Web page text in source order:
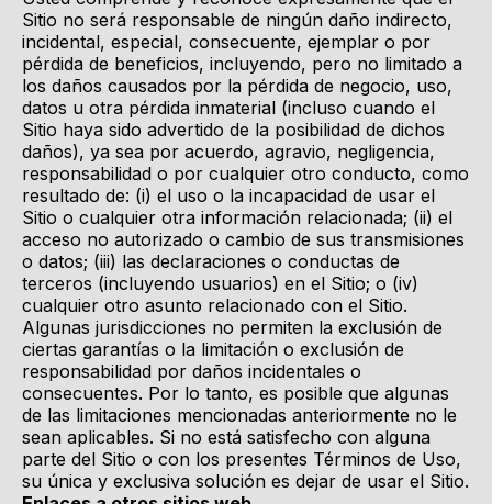
Sitio no será responsable de ningún daño indirecto,
incidental, especial, consecuente, ejemplar o por
pérdida de beneficios, incluyendo, pero no limitado a
los daños causados ​​por la pérdida de negocio, uso,
datos u otra pérdida inmaterial (incluso cuando el
Sitio haya sido advertido de la posibilidad de dichos
daños), ya sea por acuerdo, agravio, negligencia,
responsabilidad o por cualquier otro conducto, como
resultado de: (i) el uso o la incapacidad de usar el
Sitio o cualquier otra información relacionada; (ii) el
acceso no autorizado o cambio de sus transmisiones
o datos; (iii) las declaraciones o conductas de
terceros (incluyendo usuarios) en el Sitio; o (iv)
cualquier otro asunto relacionado con el Sitio.
Algunas jurisdicciones no permiten la exclusión de
ciertas garantías o la limitación o exclusión de
responsabilidad por daños incidentales o
consecuentes. Por lo tanto, es posible que algunas
de las limitaciones mencionadas anteriormente no le
sean aplicables. Si no está satisfecho con alguna
parte del Sitio o con los presentes Términos de Uso,
su única y exclusiva solución es dejar de usar el Sitio.